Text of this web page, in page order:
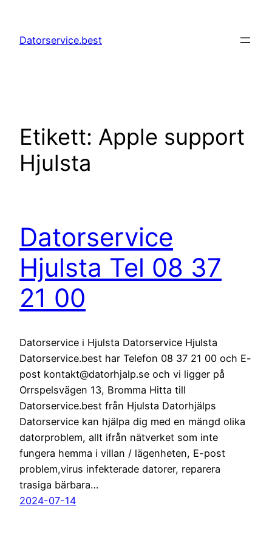
innehåll
Datorservice.best
Etikett: Apple support
Hjulsta
Datorservice
Hjulsta Tel 08 37
21 00
Datorservice i Hjulsta Datorservice Hjulsta
Datorservice.best har Telefon 08 37 21 00 och E-
post kontakt@datorhjalp.se och vi ligger på
Orrspelsvägen 13, Bromma Hitta till
Datorservice.best från Hjulsta Datorhjälps
Datorservice kan hjälpa dig med en mängd olika
datorproblem, allt ifrån nätverket som inte
fungera hemma i villan / lägenheten, E-post
problem,virus infekterade datorer, reparera
trasiga bärbara…
2024-07-14